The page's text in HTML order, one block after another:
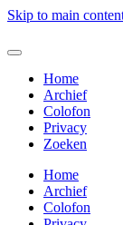
Skip to main
Home
Archief
Colofon
Privacy
Zoeken
Home
Archief
Colofon